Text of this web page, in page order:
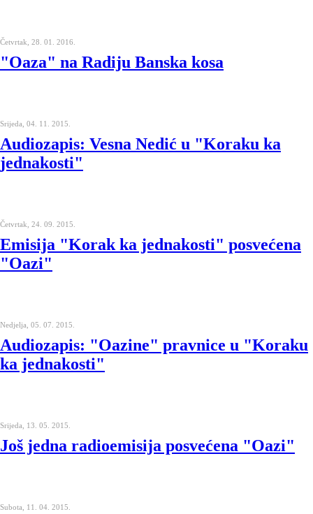
Četvrtak, 28. 01. 2016.
"Oaza" na Radiju Banska kosa
Srijeda, 04. 11. 2015.
Audiozapis: Vesna Nedić u "Koraku ka
jednakosti"
Četvrtak, 24. 09. 2015.
Emisija "Korak ka jednakosti" posvećena
"Oazi"
Nedjelja, 05. 07. 2015.
Audiozapis: "Oazine" pravnice u "Koraku
ka jednakosti"
Srijeda, 13. 05. 2015.
Još jedna radioemisija posvećena "Oazi"
Subota, 11. 04. 2015.